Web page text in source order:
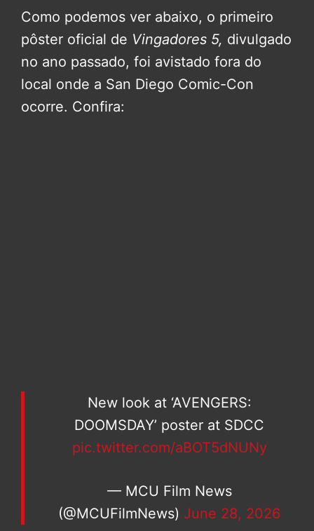
Como podemos ver abaixo, o primeiro
pôster oficial de Vingadores 5, divulgado
no ano passado, foi avistado fora do
local onde a San Diego Comic-Con
ocorre. Confira:
New look at ‘AVENGERS:
DOOMSDAY’ poster at SDCC
pic.twitter.com/aBOT5dNUNy
— MCU Film News
(@MCUFilmNews) June 28, 2026